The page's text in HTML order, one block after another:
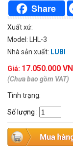
Share
Xuất xứ:
Model: LHL-3
Nhà sản xuất: LUBI
Giá: 17.050.000
(Chưa bao gồm VAT)
Tình trạng:
Số lượng :